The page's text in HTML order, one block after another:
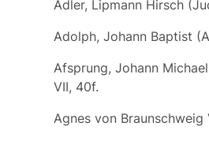
Adler, Lipmann Hirsch
Adolph, Johann Baptist
Afsprung, Johann
VII, 40f.
Agnes von Braunschweig